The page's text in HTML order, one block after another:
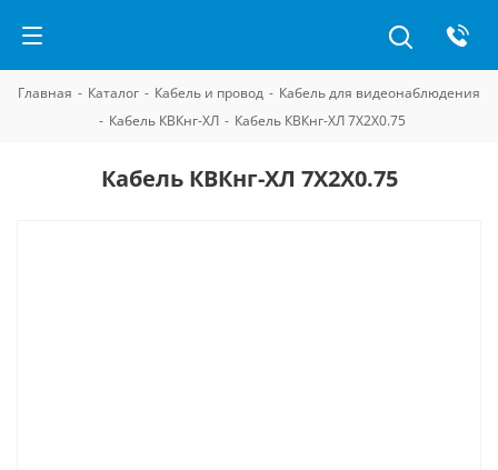
Главная - Каталог - Кабель и провод - Кабель для видеонаблюдения
- Кабель КВКнг-ХЛ - Кабель КВКнг-ХЛ 7Х2Х0.75
Кабель КВКнг-ХЛ 7Х2Х0.75